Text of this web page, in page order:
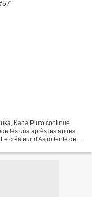
Kana Pluto continue
les uns après les autres,
créateur d'Astro tente de le